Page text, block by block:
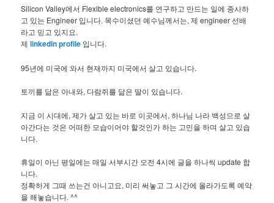
Silicon Valley에서 Flexible electronics를 연구하고 만드는 일에 종사하
고 있는 Engineer 입니다. 목수이셨던 예수님께서는, 제 engineer 선배
라고 믿고 있지요.
제linkedin profile 입니다.
95년에 미국에 와서 현재까지 미국에서 살고 있습니다.
토끼를 닮은 아내와, 다람쥐를 닮은 딸이 있습니다.
지금 이 시대에, 제가 살고 있는 바로 이곳에서, 하나님 나라 백성으로 살
아간다는 것은 어떠한 모습이어야 할것인가 하는 고민을 하며 살고 있습
니다.
휴일이 아닌 평일에는 매일 서부시간 오전 4시에 글을 하나씩 update 합
니다.
정확하게 그때 쓰는건 아니고요, 미리 써놓고 그 시간에 올라가도록 예약
을 해놓습니다. ^^